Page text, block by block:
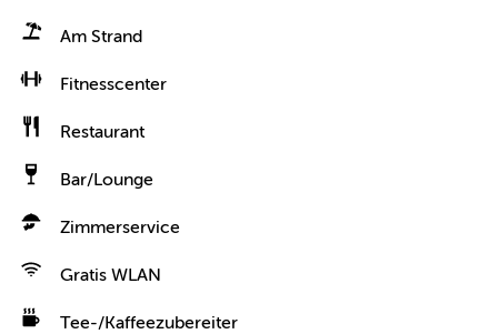
Am Strand
Fitnesscenter
Restaurant
Bar/Lounge
Zimmerservice
Gratis WLAN
Tee-/Kaffeezubereiter